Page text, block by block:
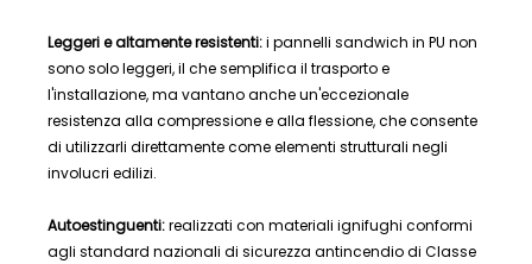
Leggeri e altamente resistenti:i pannelli sandwich in PU non
sono solo leggeri, il che semplifica il trasporto e
l'installazione, ma vantano anche un'eccezionale
resistenza alla compressione e alla flessione, che consente
di utilizzarli direttamente come elementi strutturali negli
involucri edilizi.
Autoestinguenti:realizzati con materiali ignifughi conformi
agli standard nazionali di sicurezza antincendio di Classe